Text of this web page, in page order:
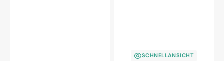
SCHNELLANSICHT